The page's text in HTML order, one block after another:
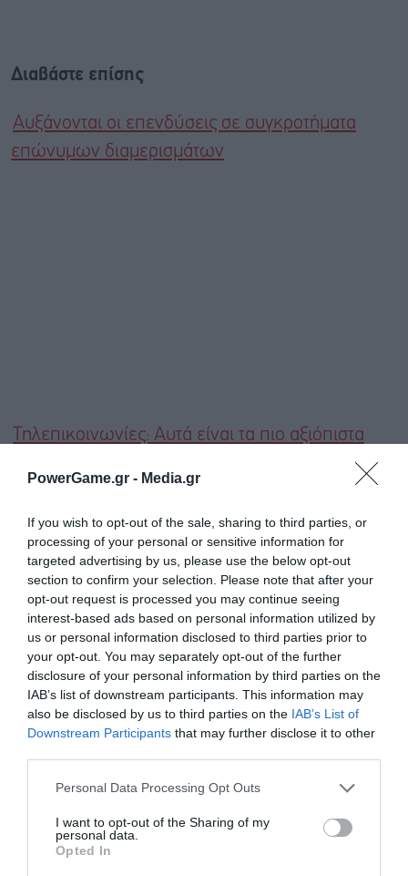
PowerGame.gr - Media.gr
If you wish to opt-out of the sale, sharing to third parties, or
processing of your personal or sensitive information for
targeted advertising by us, please use the below opt-out
section to confirm your selection. Please note that after your
opt-out request is processed you may continue seeing
interest-based ads based on personal information utilized by
us or personal information disclosed to third parties prior to
your opt-out. You may separately opt-out of the further
disclosure of your personal information by third parties on the
IAB’s list of downstream participants. This information may
also be disclosed by us to third parties on the IAB’s List of
Downstream Participants that may further disclose it to other
Personal Data Processing Opt Outs
I want to opt-out of the Sharing of my
personal data.
Opted In
Διαβάστε επίσης
Αυξάνονται οι επενδύσεις σε συγκροτήματα
επώνυμων διαμερισμάτων
Τηλεπικοινωνίες: Αυτά είναι τα πιο αξιόπιστα
υψηλών τιμών ενέργειας
Ακολουθήστε το Powergame.gr στοGoogle
Newsγια άμεση και έγκυρη οικονομική
TAGS: ΚΩΣΤΑΣ ΖΑΧΑΡΙΑΔΗΣ ΣΥΡΙΖΑ